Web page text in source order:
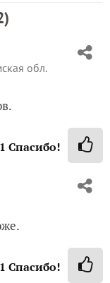
)
обл.
1 Спасибо!
1 Спасибо!